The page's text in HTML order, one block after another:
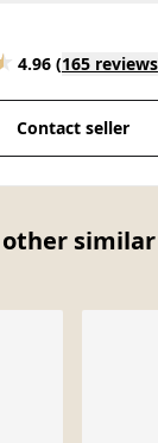
4.96 (165 reviews
Contact seller